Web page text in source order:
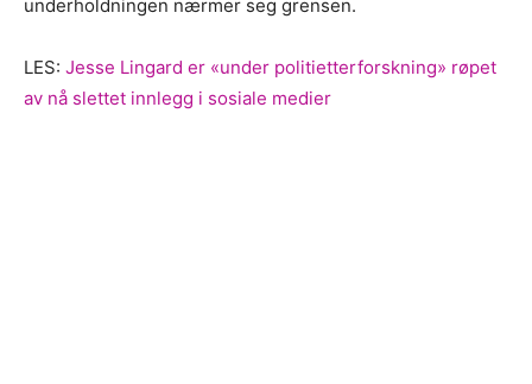
underholdningen nærmer seg grensen.
LES: Jesse Lingard er «under politietterforskning» røpet
av nå slettet innlegg i sosiale medier